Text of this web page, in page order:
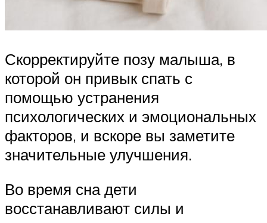
Скорректируйте позу малыша, в
которой он привык спать с
помощью устранения
психологических и эмоциональных
факторов, и вскоре вы заметите
значительные улучшения.
Во время сна дети
восстанавливают силы и